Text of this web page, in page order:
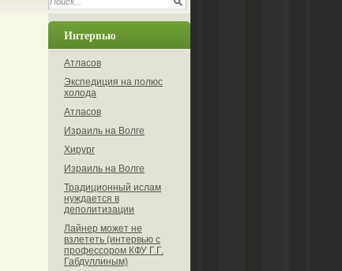
Интервью
Атласов
Экспедиция на полюс
холода
Атласов
Израиль на Волге
Хирург
Израиль на Волге
Традиционный ислам
нуждается в
деполитизации
Лайнер может не
взлететь (интервью с
профессором КФУ Г.Г.
Габдуллиным)